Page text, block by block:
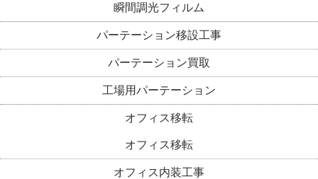
瞬間調光フィルム
パーテーション移設工事
パーテーション買取
工場用パーテーション
オフィス移転
オフィス移転
オフィス内装工事